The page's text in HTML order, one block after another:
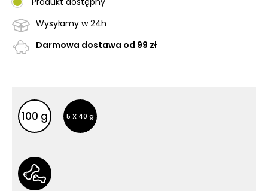
Wysyłamy w 24h
Darmowa dostawa od 99 zł
Inne opakowania
100 g 5 X 40 g
Inne opakowania